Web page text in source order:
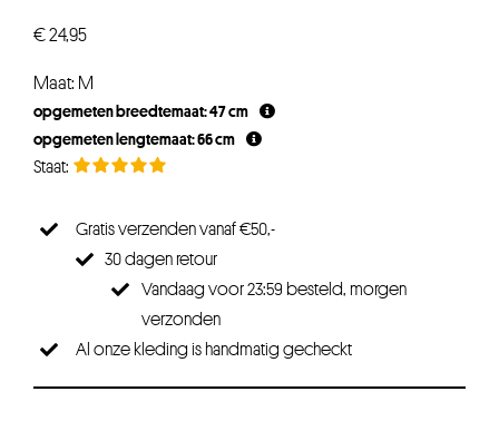
€24,95
Maat: M
opgemeten breedtemaat: 47 cm
opgemeten lengtemaat: 66 cm
Gratis verzenden vanaf €50,-
30 dagen retour
Vandaag voor 23:59 besteld, morgen
verzonden
Al onze kleding is handmatig gecheckt